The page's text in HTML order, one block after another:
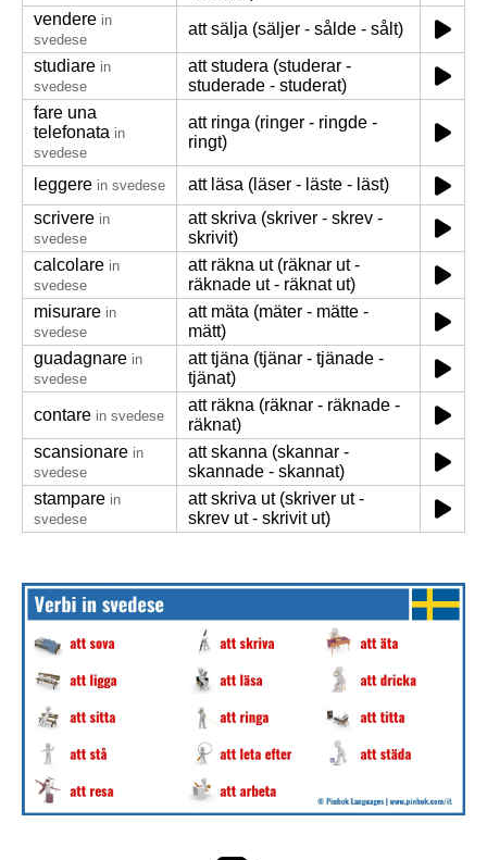
vendere in
svedese
att sälja (säljer - sålde - sålt)
studiare in
svedese
att studera (studerar -
studerade - studerat)
fare una
telefonata in
svedese
att ringa (ringer - ringde -
ringt)
leggere in svedese
att läsa (läser - läste - läst)
scrivere in
svedese
att skriva (skriver - skrev -
skrivit)
calcolare in
svedese
att räkna ut (räknar ut -
räknade ut - räknat ut)
misurare in
svedese
att mäta (mäter - mätte -
mätt)
guadagnare in
svedese
att tjäna (tjänar - tjänade -
tjänat)
contare in svedese
att räkna (räknar - räknade -
räknat)
scansionare in
svedese
att skanna (skannar -
skannade - skannat)
stampare in
svedese
att skriva ut (skriver ut -
skrev ut - skrivit ut)